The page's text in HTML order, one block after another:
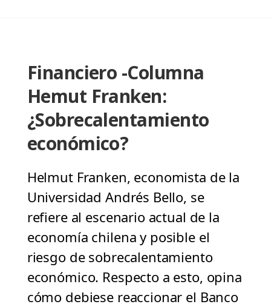
Financiero -Columna
Hemut Franken:
¿Sobrecalentamiento
económico?
Helmut Franken, economista de la
Universidad Andrés Bello, se
refiere al escenario actual de la
economía chilena y posible el
riesgo de sobrecalentamiento
económico. Respecto a esto, opina
cómo debiese reaccionar el Banco